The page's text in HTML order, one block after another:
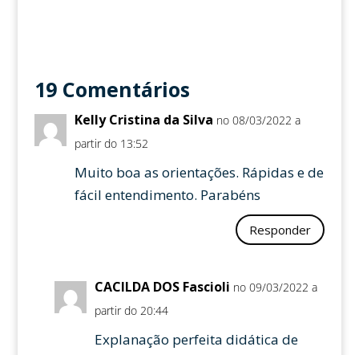
19 Comentários
Kelly Cristina da Silva no 08/03/2022 a
partir do 13:52
Muito boa as orientações. Rápidas e de
fácil entendimento. Parabéns
Responder
CACILDA DOS Fascioli no 09/03/2022 a
partir do 20:44
Explanação perfeita didática de